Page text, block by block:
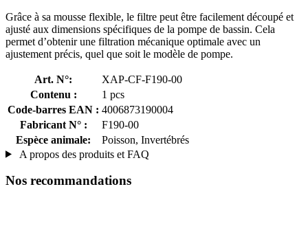
Grâce à sa mousse flexible, le filtre peut être facilement découpé et
ajusté aux dimensions spécifiques de la pompe de bassin. Cela
permet d’obtenir une filtration mécanique optimale avec un
ajustement précis, quel que soit le modèle de pompe.
Art. N°:
XAP-CF-F190-00
Contenu :
1 pcs
Code-barres EAN : 4006873190004
Fabricant N° :
F190-00
Espèce animale:
Poisson, Invertébrés
A propos des produits et FAQ
Nos recommandations